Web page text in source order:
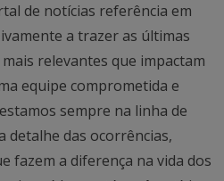
de notícias referência em
a trazer as últimas
relevantes que impactam
equipe comprometida e
sempre na linha de
detalhe das ocorrências,
fazem a diferença na vida dos